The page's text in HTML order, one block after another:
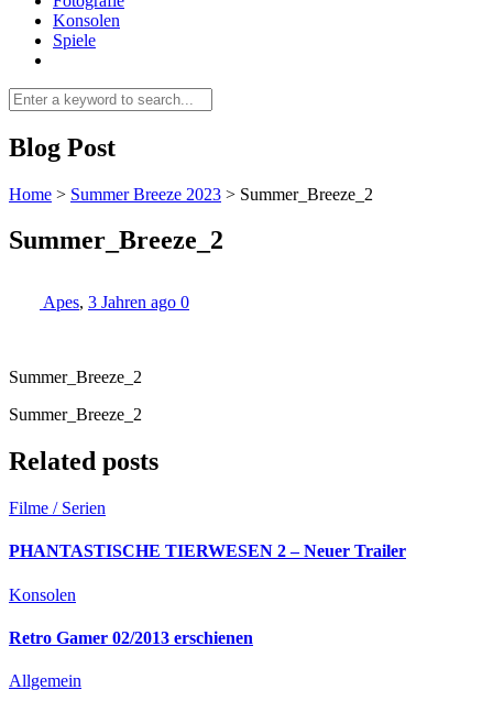
Konsolen
Spiele
Blog Post
Home > Summer Breeze 2023 > Summer_Breeze_2
Summer_Breeze_2
Apes, 3 Jahren ago 0
Summer_Breeze_2
Summer_Breeze_2
Related posts
Filme / Serien
PHANTASTISCHE TIERWESEN 2 – Neuer Trailer
Konsolen
Retro Gamer 02/2013 erschienen
Allgemein